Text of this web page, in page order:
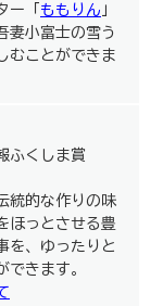
ー「 ももりん 」
妻小富士の雪う
むことができま
ふくしま賞
統的な作りの味
ほっとさせる豊
を、ゆったりと
できます。